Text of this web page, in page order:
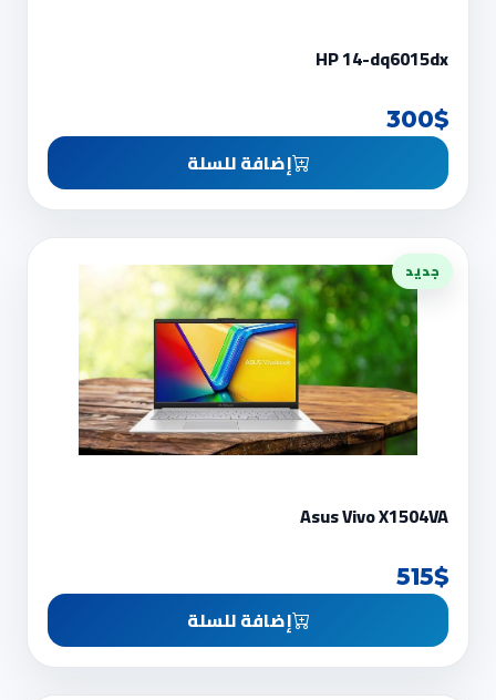
HP 14-dq6015dx
300$
إضافة للسلة
جديد
Asus Vivo X1504VA
515$
إضافة للسلة